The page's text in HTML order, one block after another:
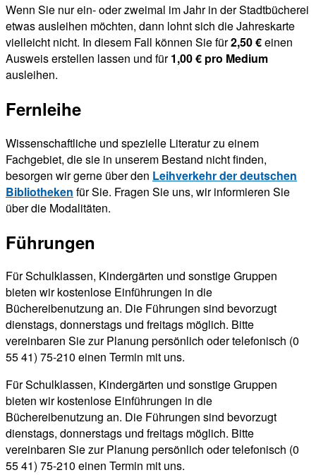
Wenn Sie nur ein- oder zweimal im Jahr in der Stadtbücherei
etwas ausleihen möchten, dann lohnt sich die Jahreskarte
vielleicht nicht. In diesem Fall können Sie für2,50 €einen
Ausweis erstellen lassen und für1,00 € pro Medium
ausleihen.
Fernleihe
Wissenschaftliche und spezielle Literatur zu einem
Fachgebiet, die sie in unserem Bestand nicht finden,
besorgen wir gerne über den Leihverkehr der deutschen
Bibliotheken für Sie. Fragen Sie uns, wir informieren Sie
über die Modalitäten.
Führungen
Für Schulklassen, Kindergärten und sonstige Gruppen
bieten wir kostenlose Einführungen in die
Büchereibenutzung an. Die Führungen sind bevorzugt
dienstags, donnerstags und freitags möglich. Bitte
vereinbaren Sie zur Planung persönlich oder telefonisch (0
55 41) 75-210 einen Termin mit uns.
Für Schulklassen, Kindergärten und sonstige Gruppen
bieten wir kostenlose Einführungen in die
Büchereibenutzung an. Die Führungen sind bevorzugt
dienstags, donnerstags und freitags möglich. Bitte
vereinbaren Sie zur Planung persönlich oder telefonisch (0
55 41) 75-210 einen Termin mit uns.